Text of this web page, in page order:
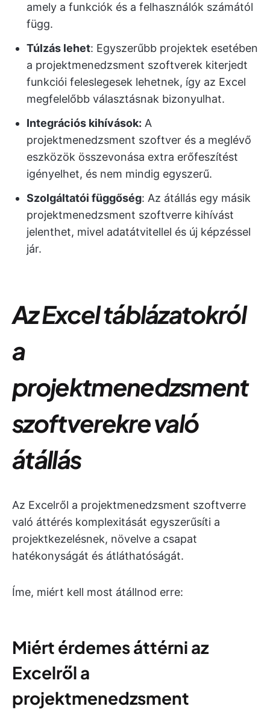
amely a funkciók és a felhasználók számától
függ.
Túlzás lehet: Egyszerűbb projektek esetében
a projektmenedzsment szoftverek kiterjedt
funkciói feleslegesek lehetnek, így az Excel
megfelelőbb választásnak bizonyulhat.
Integrációs kihívások: A
projektmenedzsment szoftver és a meglévő
eszközök összevonása extra erőfeszítést
igényelhet, és nem mindig egyszerű.
Szolgáltatói függőség: Az átállás egy másik
projektmenedzsment szoftverre kihívást
jelenthet, mivel adatátvitellel és új képzéssel
jár.
Az Excel táblázatokról
a
projektmenedzsment
szoftverekre való
átállás
Az Excelről a projektmenedzsment szoftverre
való áttérés komplexitását egyszerűsíti a
projektkezelésnek, növelve a csapat
hatékonyságát és átláthatóságát.
Íme, miért kell most átállnod erre:
Miért érdemes áttérni az
Excelről a
projektmenedzsment